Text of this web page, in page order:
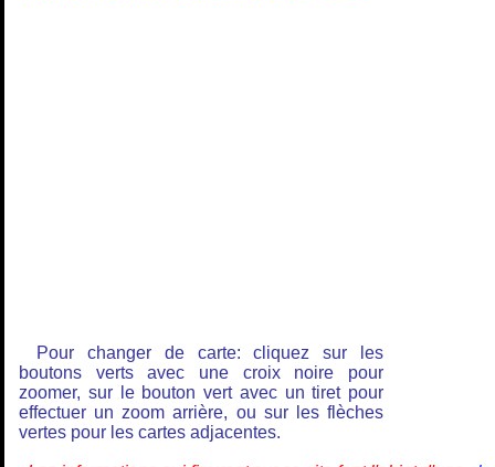
Pour changer de carte: cliquez sur les
boutons verts avec une croix noire pour
zoomer, sur le bouton vert avec un tiret pour
effectuer un zoom arrière, ou sur les flèches
vertes pour les cartes adjacentes.